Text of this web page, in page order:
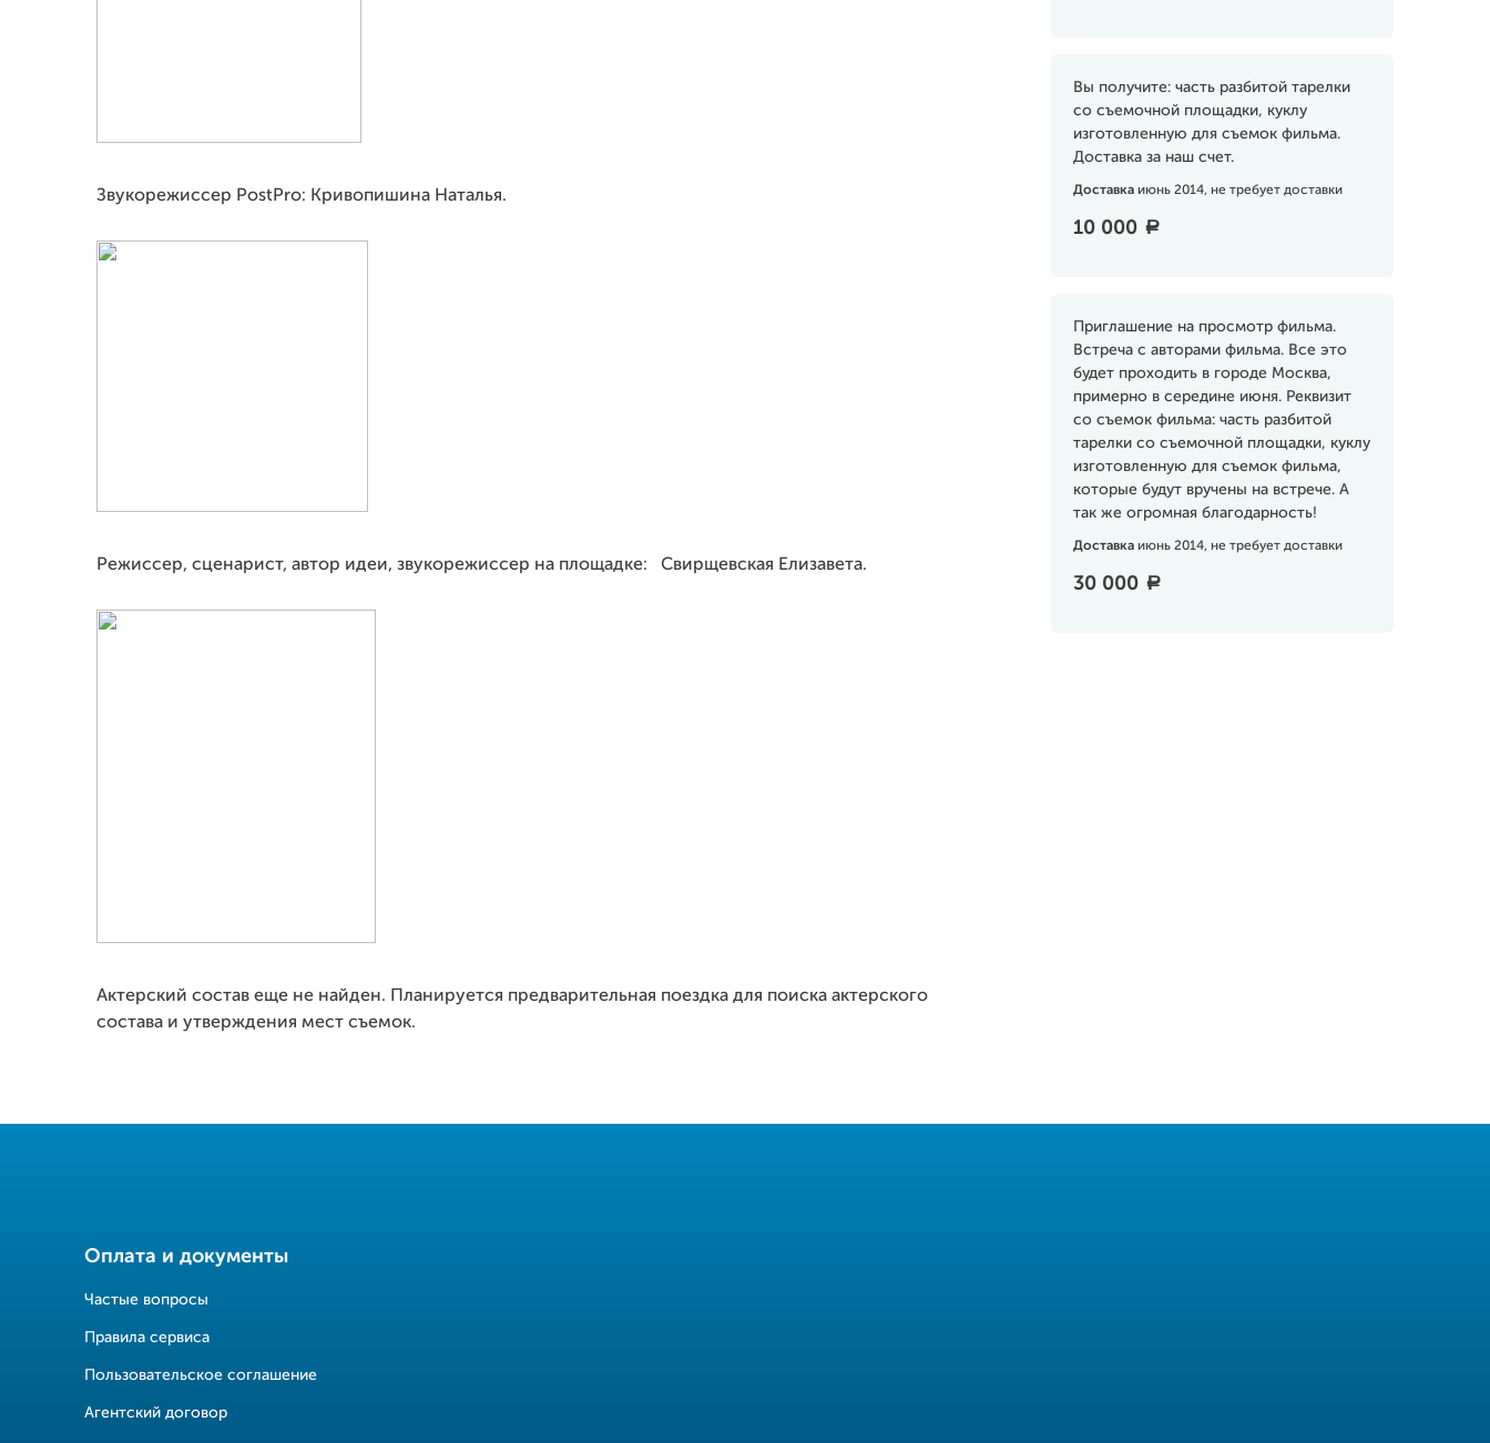
Вы получите: часть разбитой тарелки
со съемочной площадки, куклу
изготовленную для съемок фильма.
Доставка за наш счет.
Доставка июнь 2014, не требует доставки
10 000 a
Приглашение на просмотр фильма.
Встреча с авторами фильма. Все это
будет проходить в городе Москва,
примерно в середине июня. Реквизит
со съемок фильма: часть разбитой
тарелки со съемочной площадки, куклу
изготовленную для съемок фильма,
которые будут вручены на встрече. А
так же огромная благодарность!
Доставка июнь 2014, не требует доставки
30 000 a
Звукорежиссер PostPro: Кривопишина Наталья.
Режиссер, сценарист, автор идеи, звукорежиссер на площадке: Свирщевская Елизавета.
Актерский состав еще не найден. Планируется предварительная поездка для поиска актерского
состава и утверждения мест съемок.
Оплата и документы
Частые вопросы
Правила сервиса
Пользовательское соглашение
Агентский договор